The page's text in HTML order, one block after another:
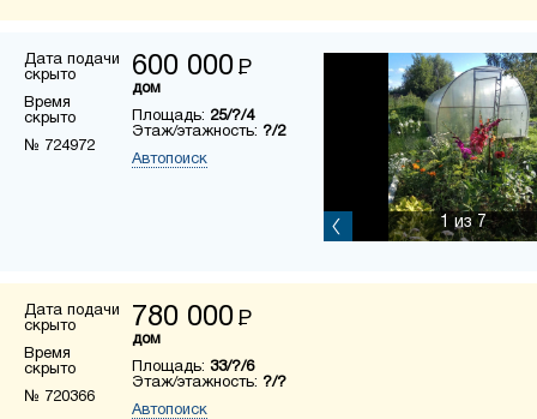
Дата подачи
скрыто
Время
скрыто
№ 724972
600 000 Р
дом
Площадь: 25/?/4
Этаж/этажность: ?/2
Автопоиск
1 из 7
Дата подачи
скрыто
Время
скрыто
№ 720366
780 000 Р
дом
Площадь: 33/?/6
Этаж/этажность: ?/?
Автопоиск